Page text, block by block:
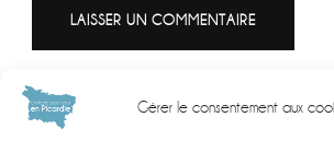
Gérer le consentement aux